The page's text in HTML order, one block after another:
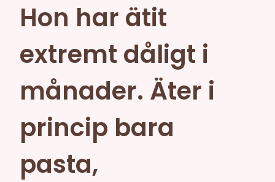
Hon har ätit
extremt dåligt i
månader. Äter i
princip bara
pasta,